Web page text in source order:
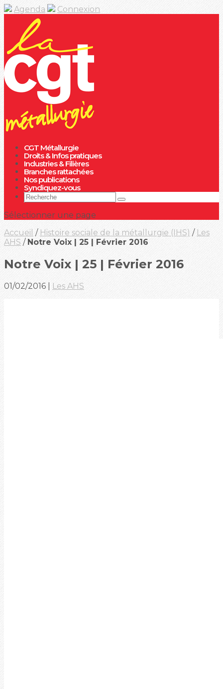
Agenda Connexion
CGT Métallurgie
Droits & Infos pratiques
Industries & Filières
Branches rattachées
Nos publications
Syndiquez-vous
Sélectionner une page
Accueil / Histoire sociale de la métallurgie (IHS) / Les
AHS / Notre Voix | 25 | Février 2016
Notre Voix | 25 | Février 2016
01/02/2016 Les AHS